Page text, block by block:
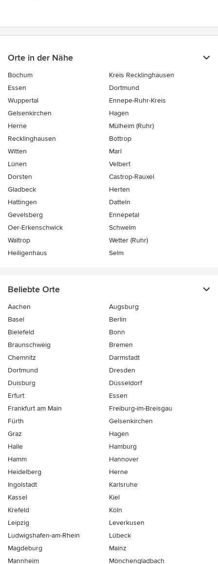
Orte in der Nähe
Bochum
Kreis Recklinghausen
Essen
Dortmund
Wuppertal
Ennepe-Ruhr-Kreis
Gelsenkirchen
Hagen
Herne
Mülheim (Ruhr)
Recklinghausen
Bottrop
Witten
Marl
Lünen
Velbert
Dorsten
Castrop-Rauxel
Gladbeck
Herten
Hattingen
Datteln
Gevelsberg
Ennepetal
Oer-Erkenschwick
Schwelm
Waltrop
Wetter (Ruhr)
Heiligenhaus
Selm
Beliebte Orte
Aachen
Augsburg
Basel
Berlin
Bielefeld
Bonn
Braunschweig
Bremen
Chemnitz
Darmstadt
Dortmund
Dresden
Duisburg
Düsseldorf
Erfurt
Essen
Frankfurt am Main
Freiburg-im-Breisgau
Fürth
Gelsenkirchen
Graz
Hagen
Halle
Hamburg
Hamm
Hannover
Heidelberg
Herne
Ingolstadt
Karlsruhe
Kassel
Kiel
Krefeld
Köln
Leipzig
Leverkusen
Ludwigshafen-am-Rhein
Lübeck
Magdeburg
Mainz
Mannheim
Mönchen­gladbach